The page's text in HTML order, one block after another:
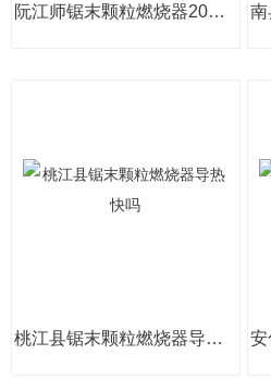
阮江师锯末颗粒燃烧器20万大卡价格
桃江县锯末颗粒燃烧器导热快吗